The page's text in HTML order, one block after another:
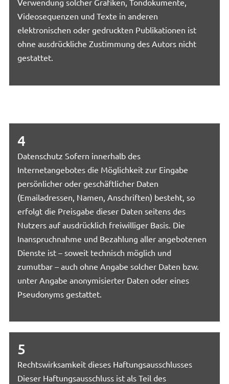
Verwendung solcher Grafiken, Tondokumente,
Videosequenzen und Texte in anderen
elektronischen oder gedruckten Publikationen ist
ohne ausdrückliche Zustimmung des Autors nicht
gestattet.
4
Datenschutz Sofern innerhalb des
Internetangebotes die Möglichkeit zur Eingabe
persönlicher oder geschäftlicher Daten
(Emailadressen, Namen, Anschriften) besteht, so
erfolgt die Preisgabe dieser Daten seitens des
Nutzers auf ausdrücklich freiwilliger Basis. Die
Inanspruchnahme und Bezahlung aller angebotenen
Dienste ist – soweit technisch möglich und
zumutbar – auch ohne Angabe solcher Daten bzw.
unter Angabe anonymisierter Daten oder eines
Pseudonyms gestattet.
5
Rechtswirksamkeit dieses Haftungsausschlusses
Dieser Haftungsausschluss ist als Teil des